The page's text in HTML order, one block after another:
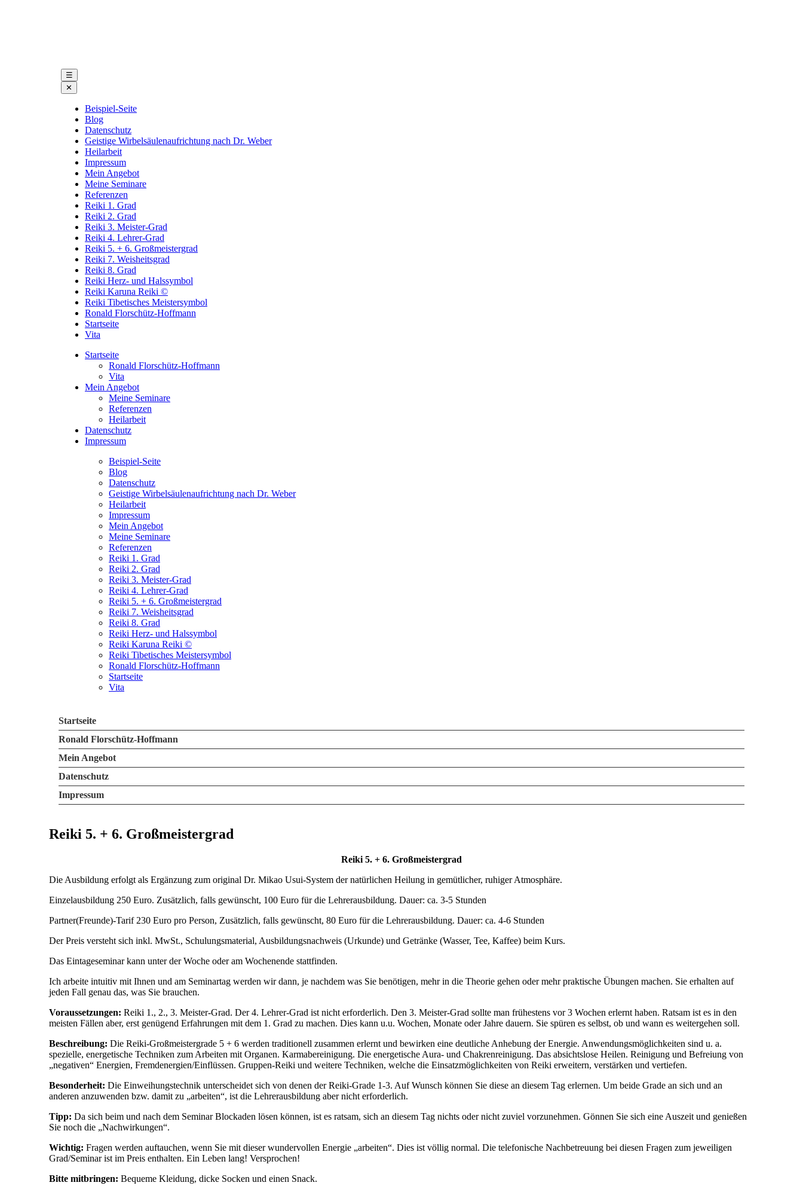
☰
✕
Beispiel-Seite
Blog
Datenschutz
Geistige Wirbelsäulenaufrichtung nach Dr. Weber
Heilarbeit
Impressum
Mein Angebot
Meine Seminare
Referenzen
Reiki 1. Grad
Reiki 2. Grad
Reiki 3. Meister-Grad
Reiki 4. Lehrer-Grad
Reiki 5. + 6. Großmeistergrad
Reiki 7. Weisheitsgrad
Reiki 8. Grad
Reiki Herz- und Halssymbol
Reiki Karuna Reiki ©
Reiki Tibetisches Meistersymbol
Ronald Florschütz-Hoffmann
Startseite
Vita
Startseite
Ronald Florschütz-Hoffmann
Vita
Mein Angebot
Meine Seminare
Referenzen
Heilarbeit
Datenschutz
Impressum
Beispiel-Seite
Blog
Datenschutz
Geistige Wirbelsäulenaufrichtung nach Dr. Weber
Heilarbeit
Impressum
Mein Angebot
Meine Seminare
Referenzen
Reiki 1. Grad
Reiki 2. Grad
Reiki 3. Meister-Grad
Reiki 4. Lehrer-Grad
Reiki 5. + 6. Großmeistergrad
Reiki 7. Weisheitsgrad
Reiki 8. Grad
Reiki Herz- und Halssymbol
Reiki Karuna Reiki ©
Reiki Tibetisches Meistersymbol
Ronald Florschütz-Hoffmann
Startseite
Vita
Startseite
Ronald Florschütz-Hoffmann
Mein Angebot
Datenschutz
Impressum
Reiki 5. + 6. Großmeistergrad
Reiki 5. + 6. Großmeistergrad
Die Ausbildung erfolgt als Ergänzung zum original Dr. Mikao Usui-System der natürlichen Heilung in gemütlicher, ruhiger Atmosphäre.
Einzelausbildung 250 Euro. Zusätzlich, falls gewünscht, 100 Euro für die Lehrerausbildung. Dauer: ca. 3-5 Stunden
Partner(Freunde)-Tarif 230 Euro pro Person, Zusätzlich, falls gewünscht, 80 Euro für die Lehrerausbildung. Dauer: ca. 4-6 Stunden
Der Preis versteht sich inkl. MwSt., Schulungsmaterial, Ausbildungsnachweis (Urkunde) und Getränke (Wasser, Tee, Kaffee) beim Kurs.
Das Eintageseminar kann unter der Woche oder am Wochenende stattfinden.
Ich arbeite intuitiv mit Ihnen und am Seminartag werden wir dann, je nachdem was Sie benötigen, mehr in die Theorie gehen oder mehr praktische Übungen machen. Sie erhalten auf
jeden Fall genau das, was Sie brauchen.
Voraussetzungen: Reiki 1., 2., 3. Meister-Grad. Der 4. Lehrer-Grad ist nicht erforderlich. Den 3. Meister-Grad sollte man frühestens vor 3 Wochen erlernt haben. Ratsam ist es in den
meisten Fällen aber, erst genügend Erfahrungen mit dem 1. Grad zu machen. Dies kann u.u. Wochen, Monate oder Jahre dauern. Sie spüren es selbst, ob und wann es weitergehen soll.
Beschreibung: Die Reiki-Großmeistergrade 5 + 6 werden traditionell zusammen erlernt und bewirken eine deutliche Anhebung der Energie. Anwendungsmöglichkeiten sind u. a.
spezielle, energetische Techniken zum Arbeiten mit Organen. Karmabereinigung. Die energetische Aura- und Chakrenreinigung. Das absichtslose Heilen. Reinigung und Befreiung von
„negativen“ Energien, Fremdenergien/Einflüssen. Gruppen-Reiki und weitere Techniken, welche die Einsatzmöglichkeiten von Reiki erweitern, verstärken und vertiefen.
Besonderheit: Die Einweihungstechnik unterscheidet sich von denen der Reiki-Grade 1-3. Auf Wunsch können Sie diese an diesem Tag erlernen. Um beide Grade an sich und an
anderen anzuwenden bzw. damit zu „arbeiten“, ist die Lehrerausbildung aber nicht erforderlich.
Tipp: Da sich beim und nach dem Seminar Blockaden lösen können, ist es ratsam, sich an diesem Tag nichts oder nicht zuviel vorzunehmen. Gönnen Sie sich eine Auszeit und genießen
Sie noch die „Nachwirkungen“.
Wichtig: Fragen werden auftauchen, wenn Sie mit dieser wundervollen Energie „arbeiten“. Dies ist völlig normal. Die telefonische Nachbetreuung bei diesen Fragen zum jeweiligen
Grad/Seminar ist im Preis enthalten. Ein Leben lang! Versprochen!
Bitte mitbringen: Bequeme Kleidung, dicke Socken und einen Snack.